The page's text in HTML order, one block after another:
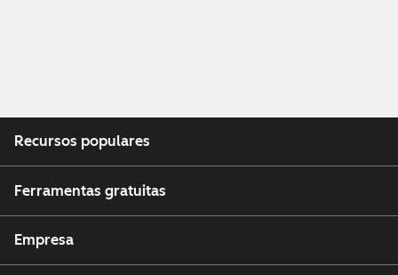
Recursos populares
Ferramentas gratuitas
Empresa